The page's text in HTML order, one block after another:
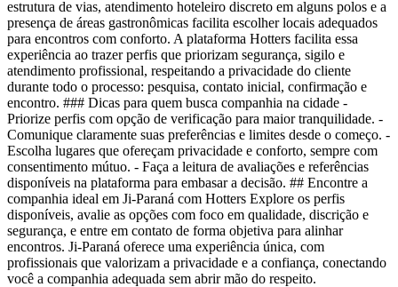
estrutura de vias, atendimento hoteleiro discreto em alguns polos e a
presença de áreas gastronômicas facilita escolher locais adequados
para encontros com conforto. A plataforma Hotters facilita essa
experiência ao trazer perfis que priorizam segurança, sigilo e
atendimento profissional, respeitando a privacidade do cliente
durante todo o processo: pesquisa, contato inicial, confirmação e
encontro. ### Dicas para quem busca companhia na cidade -
Priorize perfis com opção de verificação para maior tranquilidade. -
Comunique claramente suas preferências e limites desde o começo. -
Escolha lugares que ofereçam privacidade e conforto, sempre com
consentimento mútuo. - Faça a leitura de avaliações e referências
disponíveis na plataforma para embasar a decisão. ## Encontre a
companhia ideal em Ji-Paraná com Hotters Explore os perfis
disponíveis, avalie as opções com foco em qualidade, discrição e
segurança, e entre em contato de forma objetiva para alinhar
encontros. Ji-Paraná oferece uma experiência única, com
profissionais que valorizam a privacidade e a confiança, conectando
você a companhia adequada sem abrir mão do respeito.